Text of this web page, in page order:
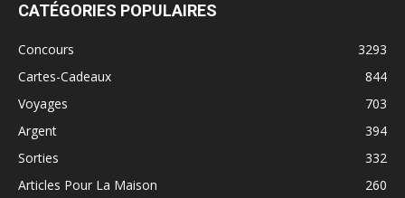
CATÉGORIES POPULAIRES
Concours
3293
Cartes-Cadeaux
844
Voyages
703
Argent
394
Sorties
332
Articles Pour La Maison
260